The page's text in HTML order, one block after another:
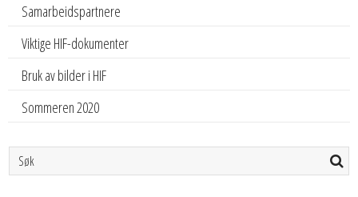
Samarbeidspartnere
Viktige HIF-dokumenter
Bruk av bilder i HIF
Sommeren 2020